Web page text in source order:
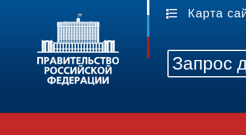
Карта